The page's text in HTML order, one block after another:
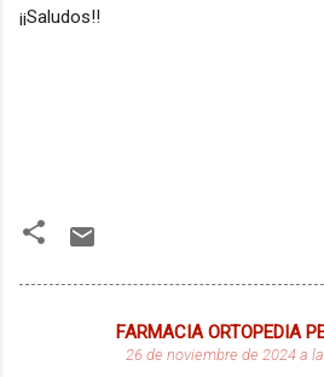
¡¡Saludos!!
FARMACIA ORTOPEDIA
26 de noviembre de 2024 a